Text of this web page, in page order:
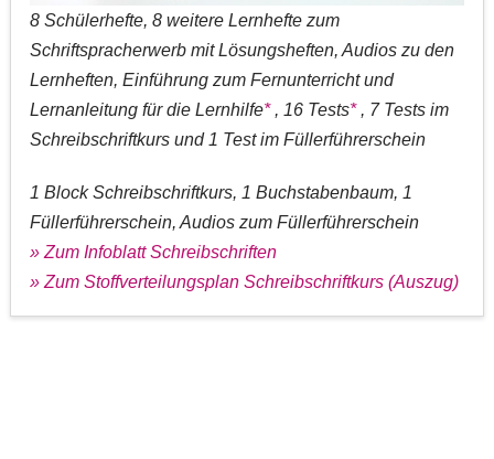
8 Schülerhefte, 8 weitere Lernhefte zum
Schriftspracherwerb mit Lösungsheften, Audios zu den
Lernheften, Einführung zum Fernunterricht und
Lernanleitung für die Lernhilfe* , 16 Tests* , 7 Tests im
Schreibschriftkurs und 1 Test im Füllerführerschein
1 Block Schreibschriftkurs, 1 Buchstabenbaum, 1
Füllerführerschein, Audios zum Füllerführerschein
» Zum Infoblatt Schreibschriften
» Zum Stoffverteilungsplan Schreibschriftkurs (Auszug)